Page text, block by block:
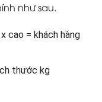
như sau.
cao = khách hàng
thước kg